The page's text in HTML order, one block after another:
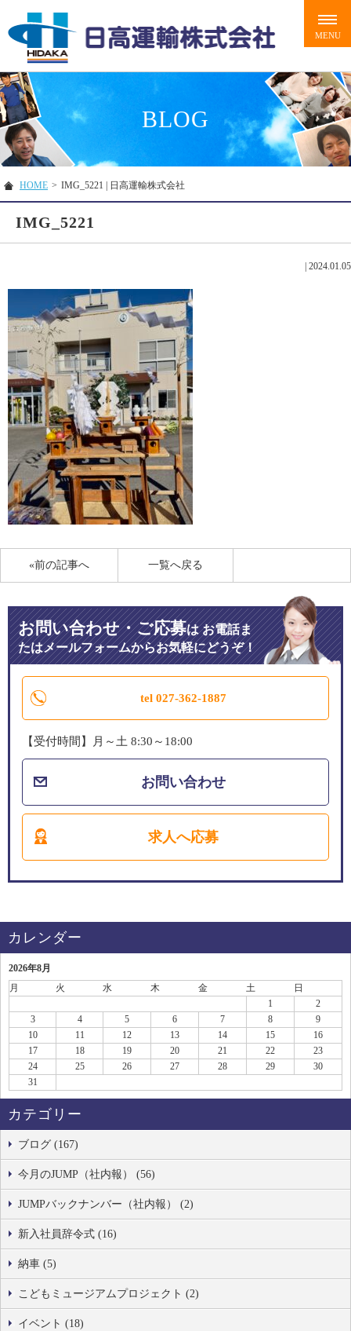
BLOG
HOME > IMG_5221 | 日高運輸株式会社
IMG_5221
| 2024.01.05
«前の記事へ 一覧へ戻る
お問い合わせ・ご応募はお電話ま
たはメールフォームからお気軽にどうぞ！
tel 027-362-1887
【受付時間】月～土 8:30～18:00
お問い合わせ
求人へ応募
カレンダー
2026年8月
月
火 水 木 金 土
日
1
2
3
4 5 6 7 8
9
10
11 12 13 14 15
16
17
18 19 20 21 22
23
24
25 26 27 28 29
30
31
カテゴリー
ブログ (167)
今月のJUMP（社内報） (56)
JUMPバックナンバー（社内報） (2)
新入社員辞令式 (16)
納車 (5)
こどもミュージアムプロジェクト (2)
イベント (18)